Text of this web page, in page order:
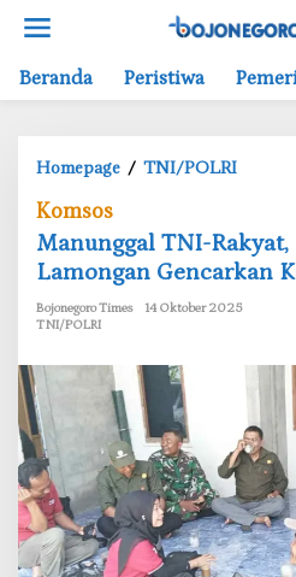
Beranda Peristiwa
Homepage / TNI/POLRI
u
n
g
N
I
-
R
a
k
Komsos
Manunggal TNI-
Lamongan Gencarkan
Bojonegoro Times
14 Oktober 2025
TNI/POLRI